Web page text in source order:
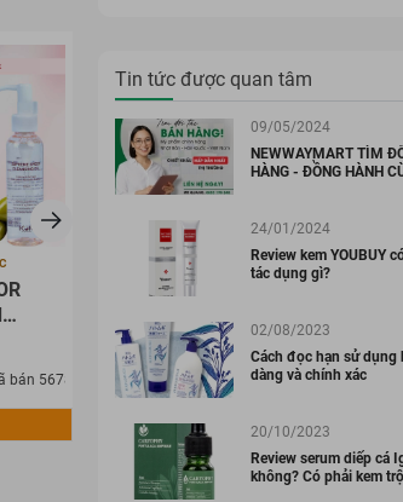
bán 567835
MỸ PHẨM KOR HÀN QUỐC
Sữa Rửa Mặt KOR
Cleansing Foam
100ml
269.000 đ
Đã bán 2657268
MỸ PHẨM KOR
Tẩy Da
100ml
283.000 đ
Tin tức được quan tâm
09/05/2024
NEWWAYMART TÌM
HÀNG - ĐỒNG HÀNH
24/01/2024
Review kem YOUBUY
tác dụng gì?
02/08/2023
Cách đọc hạn sử dụng
dàng và chính xác
20/10/2023
Review serum diếp cá
không? Có phải kem